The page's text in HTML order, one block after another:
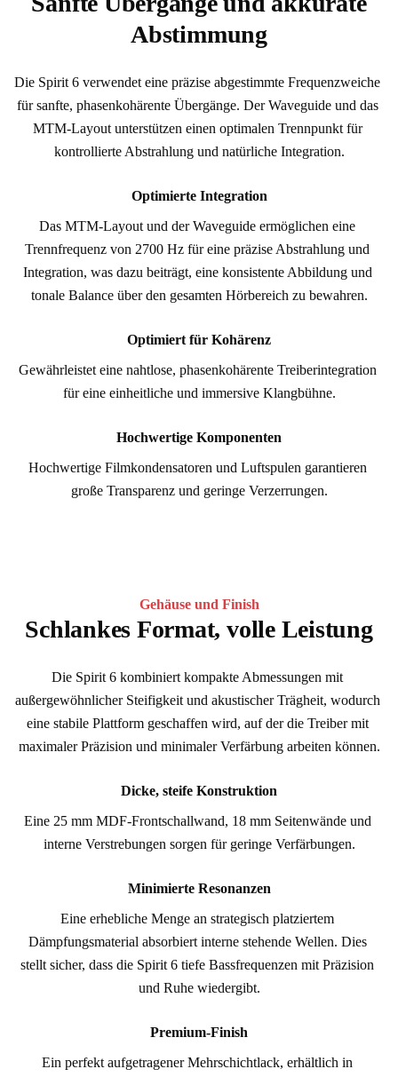
Abstimmung
Die Spirit 6 verwendet eine präzise abgestimmte Frequenzweiche
für sanfte, phasenkohärente Übergänge. Der Waveguide und das
MTM-Layout unterstützen einen optimalen Trennpunkt für
kontrollierte Abstrahlung und natürliche Integration.
Optimierte Integration
Das MTM-Layout und der Waveguide ermöglichen eine
Trennfrequenz von 2700 Hz für eine präzise Abstrahlung und
Integration, was dazu beiträgt, eine konsistente Abbildung und
tonale Balance über den gesamten Hörbereich zu bewahren.
Optimiert für Kohärenz
Gewährleistet eine nahtlose, phasenkohärente Treiberintegration
für eine einheitliche und immersive Klangbühne.
Hochwertige Komponenten
Hochwertige Filmkondensatoren und Luftspulen garantieren
große Transparenz und geringe Verzerrungen.
Gehäuse und Finish
Schlankes Format, volle Leistung
Die Spirit 6 kombiniert kompakte Abmessungen mit
außergewöhnlicher Steifigkeit und akustischer Trägheit, wodurch
eine stabile Plattform geschaffen wird, auf der die Treiber mit
maximaler Präzision und minimaler Verfärbung arbeiten können.
Dicke, steife Konstruktion
Eine 25 mm MDF-Frontschallwand, 18 mm Seitenwände und
interne Verstrebungen sorgen für geringe Verfärbungen.
Minimierte Resonanzen
Eine erhebliche Menge an strategisch platziertem
Dämpfungsmaterial absorbiert interne stehende Wellen. Dies
stellt sicher, dass die Spirit 6 tiefe Bassfrequenzen mit Präzision
und Ruhe wiedergibt.
Premium-Finish
Ein perfekt aufgetragener Mehrschichtlack, erhältlich in